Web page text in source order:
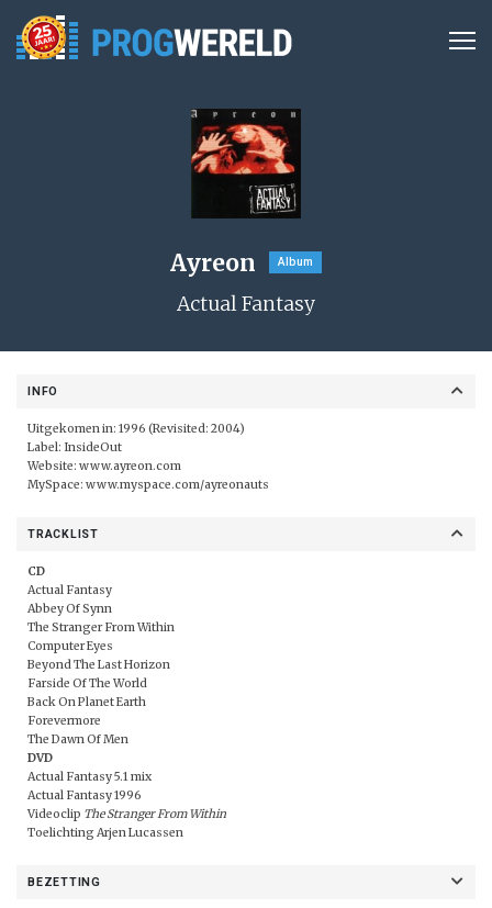
Ayreon Album
Actual Fantasy
INFO
Uitgekomen in: 1996 (Revisited: 2004)
Label: InsideOut
Website: www.ayreon.com
MySpace: www.myspace.com/ayreonauts
TRACKLIST
CD
Actual Fantasy
Abbey Of Synn
The Stranger From Within
Computer Eyes
Beyond The Last Horizon
Farside Of The World
Back On Planet Earth
Forevermore
The Dawn Of Men
DVD
Actual Fantasy 5.1 mix
Actual Fantasy 1996
Videoclip The Stranger From Within
Toelichting Arjen Lucassen
BEZETTING